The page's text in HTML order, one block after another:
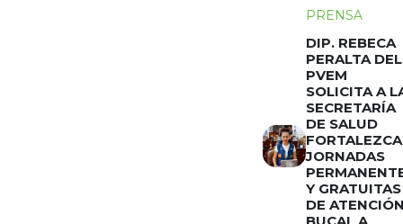
PRENSA
DIP. REBECA
PERALTA DEL
PVEM
SOLICITA A
SECRETARÍA
DE SALUD
FORTALEZCA
JORNADAS
Y GRATUITAS
DE